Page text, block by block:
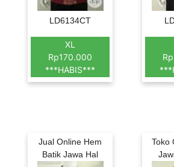
LD6134CT
XL
Rp170.000
***HABIS***
Jual Online Hem
Batik Jawa Hal
Toko